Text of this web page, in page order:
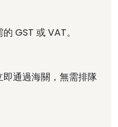
GST 或 VAT。
通過海關，無需排隊